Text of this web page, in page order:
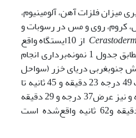
فلزات آهن، آلومینیوم،
کروم، روی و مس در رسوبات و
از 10ایستگاه واقع
در سواحل غربی دریای خزر مطابق جدول 1 نمونه‌برداری انجام
جنوب­غربی دریای خزر (سواحل
استان گیلان) در بین مختصات 49 درجه 23 دقیقه و 45 ثانیه تا
49 درجه و 27 دقیقه و88 ثانیه و نیز عرض37 درجه و 29 دقیقه
و38 ثانیه تا 37 درجه و28 دقیقه و62 ثانیه واقع‌شده است